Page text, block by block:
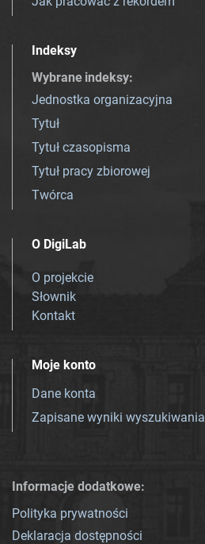
Indeksy
Wybrane indeksy:
Jednostka organizacyjna
Tytuł
Tytuł czasopisma
Tytuł pracy zbiorowej
Twórca
O DigiLab
O projekcie
Słownik
Kontakt
Moje konto
Dane konta
Zapisane wyniki wyszukiwania
Informacje dodatkowe:
Polityka prywatności
Deklaracja dostępności